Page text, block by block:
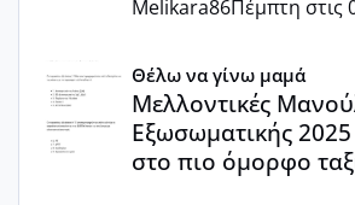
Melikara86Πέμπτη στις
Μελλοντικές Μανούλες
Θέλω να γίνω μαμά
Μελλοντικές
Εξωσωματικής
στο πιο όμορφο